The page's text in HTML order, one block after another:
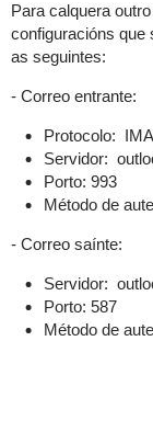
Para calquera
configuracións que
as seguintes:
- Correo entrante:
Protocolo:
Servidor:
Porto: 993
Método de
- Correo saínte:
Servidor:
Porto: 587
Método de